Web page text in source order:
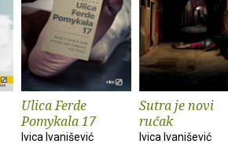
Ulica Ferde
Pomykala 17
Ivica Ivanišević
Sutra je novi
ručak
Ivica Ivanišević